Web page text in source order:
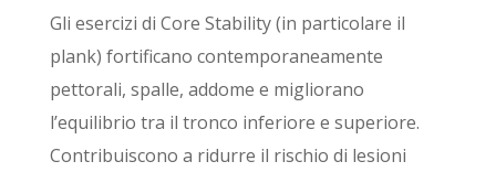
Gli esercizi di Core Stability (in particolare il
plank) fortificano contemporaneamente
pettorali, spalle, addome e migliorano
l’equilibrio tra il tronco inferiore e superiore.
Contribuiscono a ridurre il rischio di lesioni